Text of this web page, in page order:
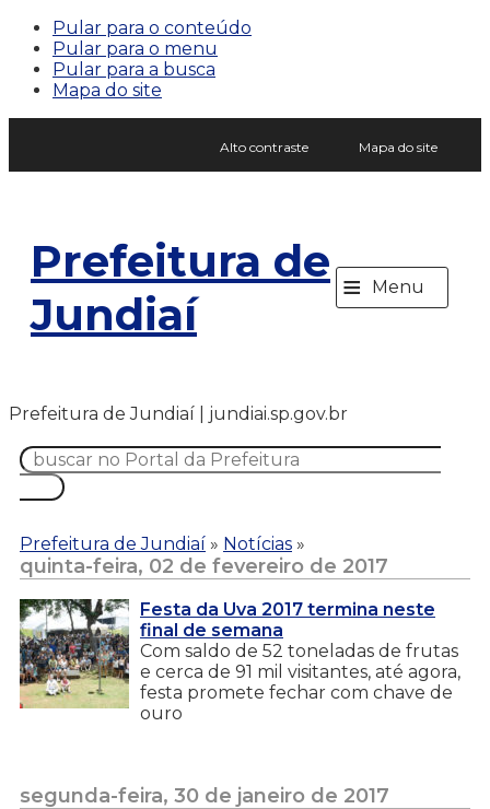
Pular para o conteúdo
Pular para o menu
Pular para a busca
Mapa do site
Alto contraste Mapa do site
Prefeitura de
Jundiaí
≡ Menu
Prefeitura de Jundiaí | jundiai.sp.gov.br
Prefeitura de Jundiaí » Notícias »
quinta-feira, 02 de fevereiro de 2017
Festa da Uva 2017 termina neste
final de semana
Com saldo de 52 toneladas de frutas
e cerca de 91 mil visitantes, até agora,
festa promete fechar com chave de
ouro
segunda-feira, 30 de janeiro de 2017